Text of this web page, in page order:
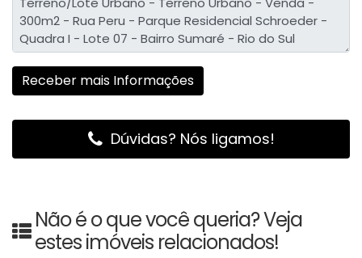
Dúvidas? Nós ligamos!
Não é o que você queria? Veja
estes imóveis relacionados!